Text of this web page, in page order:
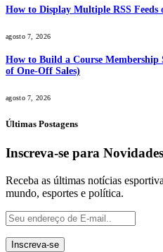
How to Display Multiple RSS Feeds
agosto 7, 2026
How to Build a Course Membership
of One-Off Sales)
agosto 7, 2026
Últimas Postagens
Inscreva-se para Novidades
Receba as últimas notícias
mundo, esportes e política.